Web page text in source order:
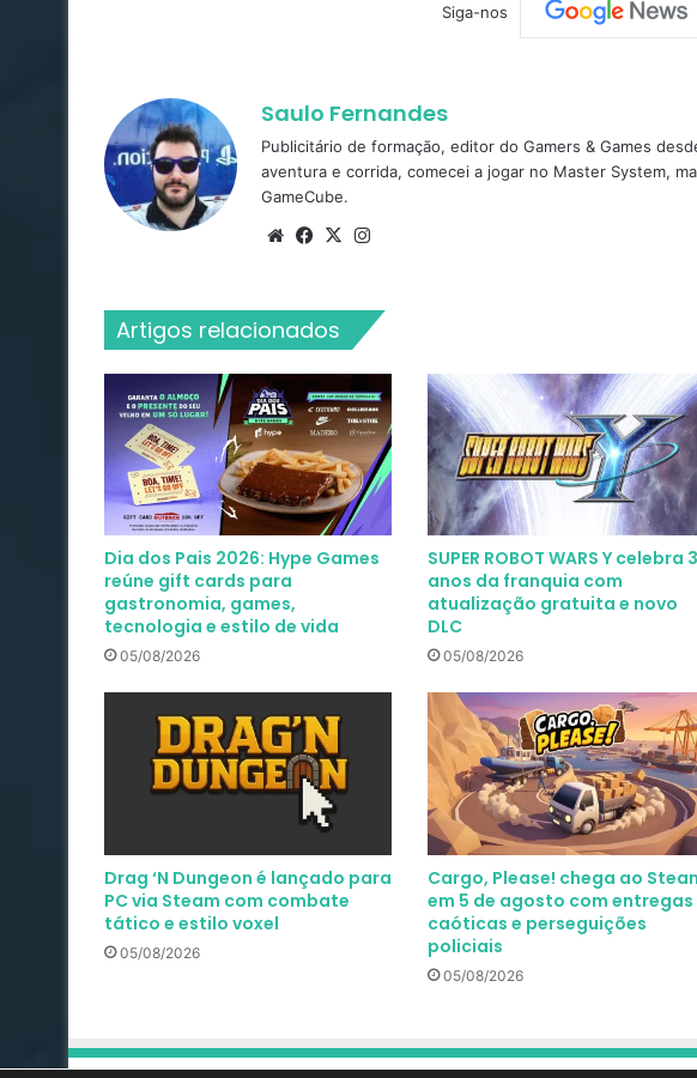
Siga-nos
Saulo Fernandes
Publicitário de formação, editor do Gamers & Games
aventura e corrida, comecei a jogar no Master System,
GameCube.
WebsiteFacebook
X
Artigos relacionados
Dia dos Pais 2026: Hype Games
reúne gift cards para
gastronomia, games,
tecnologia e estilo de vida
05/08/2026
SUPER ROBOT WARS Y celebra
anos da franquia com
atualização gratuita e novo
DLC
05/08/2026
Drag ‘N Dungeon é lançado para
PC via Steam com combate
tático e estilo voxel
05/08/2026
Cargo, Please! chega ao
em 5 de agosto com entregas
caóticas e perseguições
policiais
05/08/2026